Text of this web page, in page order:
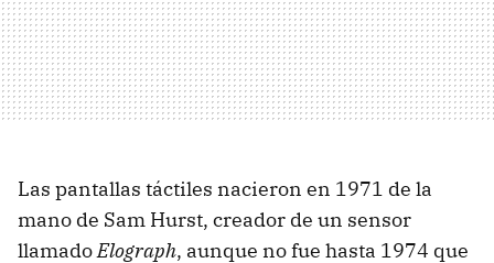
Las pantallas táctiles nacieron en 1971 de la
mano de Sam Hurst, creador de un sensor
llamadoElograph, aunque no fue hasta 1974 que